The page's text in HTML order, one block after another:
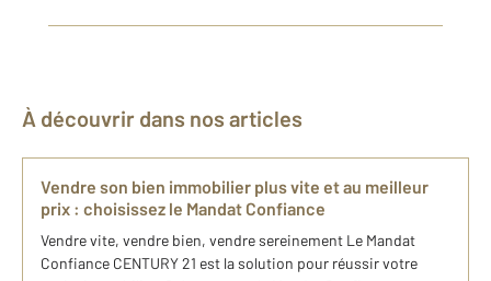
À découvrir dans nos articles
Vendre son bien immobilier plus vite et au meilleur
prix : choisissez le Mandat Confiance
Vendre vite, vendre bien, vendre sereinement Le Mandat
Confiance CENTURY 21 est la solution pour réussir votre